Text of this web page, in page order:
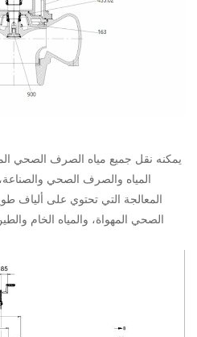
يمكنه نقل جميع مياه الصرف الصحي
المياه والصرف الصحي
المعالجة التي تحتوي على ألياف
الصحي المهواة، والمياه الخام